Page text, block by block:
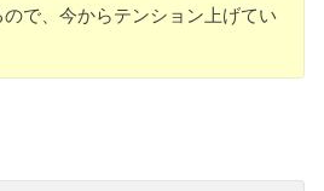
で、今からテンション上げてい